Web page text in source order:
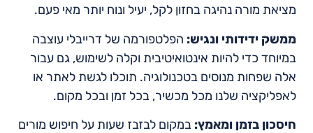
מציאת מורה נהיגה בחזון לקל, יעיל ונוח יותר מאי פעם.
ממשק ידידותי ונגיש: הפלטפורמה של דרייבלי עוצבה
במיוחד כדי להיות אינטואיטיבית וקלה לשימוש, גם עבור
אלה שפחות מנוסים בטכנולוגיה. תוכלו לגשת לאתר או
לאפליקציה שלנו מכל מכשיר, בכל זמן ובכל מקום.
חיסכון בזמן ומאמץ: במקום לבזבז שעות על חיפוש מורים